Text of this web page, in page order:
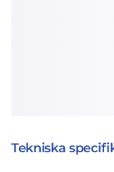
Tekniska